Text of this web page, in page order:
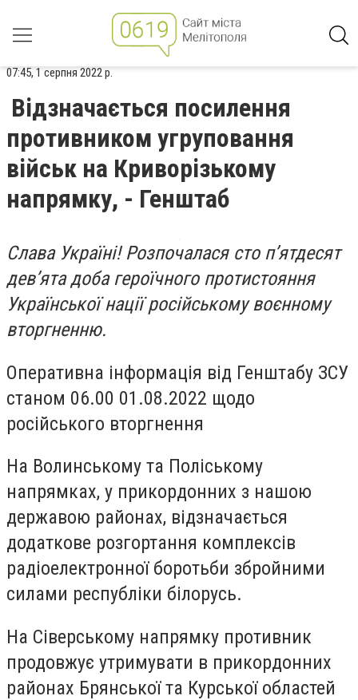
07:45, 1 серпня 2022 р.
Відзначається посилення
противником угруповання
військ на Криворізькому
напрямку, - Генштаб
Слава Україні! Розпочалася сто п’ятдесят
девʼята доба героїчного протистояння
Української нації російському воєнному
вторгненню.
Оперативна інформація від Генштабу ЗСУ
станом 06.00 01.08.2022 щодо
російського вторгнення
На Волинському та Поліському
напрямках, у прикордонних з нашою
державою районах, відзначається
додаткове розгортання комплексів
радіоелектронної боротьби збройними
силами республіки білорусь.
На Сіверському напрямку противник
продовжує утримувати в прикордонних
районах Брянської та Курської областей